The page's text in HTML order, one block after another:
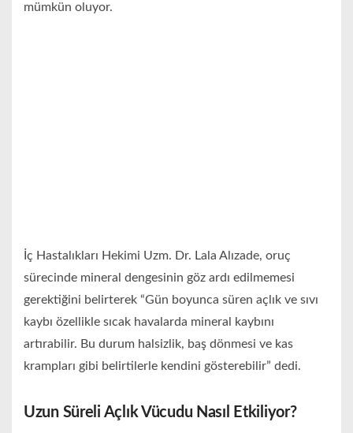
mümkün oluyor.
İç Hastalıkları Hekimi Uzm. Dr. Lala Alızade, oruç
sürecinde mineral dengesinin göz ardı edilmemesi
gerektiğini belirterek “Gün boyunca süren açlık ve sıvı
kaybı özellikle sıcak havalarda mineral kaybını
artırabilir. Bu durum halsizlik, baş dönmesi ve kas
krampları gibi belirtilerle kendini gösterebilir” dedi.
Uzun Süreli Açlık Vücudu Nasıl Etkiliyor?